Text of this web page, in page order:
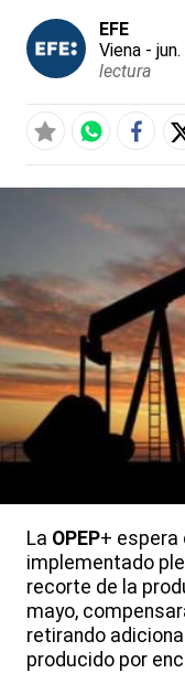
EFE
Viena -
lectura
La OPEP+ espera
implementado
recorte de la
mayo,
retirando
producido por